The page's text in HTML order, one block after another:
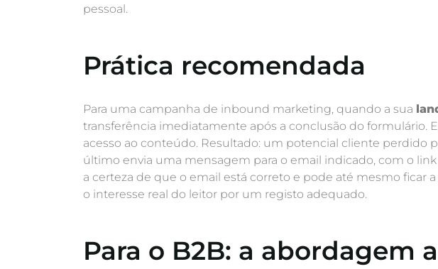
pessoal.
Prática recomendada
Para uma campanha de inbound marketing, quando a sua
transferência imediatamente após a conclusão do formulário.
acesso ao conteúdo. Resultado: um potencial cliente perdido
último envia uma mensagem para o email indicado, com o
a certeza de que o email está correto e pode até mesmo ficar
o interesse real do leitor por um registo adequado.
Para o B2B: a abordagem